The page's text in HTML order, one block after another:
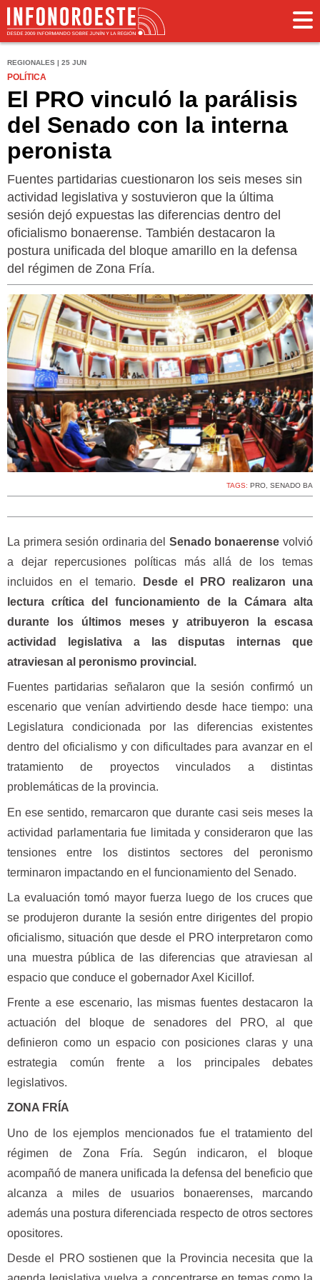
REGIONALES | 25 JUN
POLÍTICA
El PRO vinculó la parálisis
del Senado con la interna
peronista
Fuentes partidarias cuestionaron los seis meses sin
actividad legislativa y sostuvieron que la última
sesión dejó expuestas las diferencias dentro del
oficialismo bonaerense. También destacaron la
postura unificada del bloque amarillo en la defensa
del régimen de Zona Fría.
TAGS: PRO, SENADO BA
La primera sesión ordinaria del Senado bonaerensevolvió
a dejar repercusiones políticas más allá de los temas
incluidos en el temario.
Desde el PRO realizaron una
lectura crítica del funcionamiento de la Cámara alta
durante los últimos meses y atribuyeron la escasa
actividad legislativa a las disputas internas que
atraviesan al peronismo provincial.
Fuentes partidarias señalaron que la sesión confirmó un
escenario que venían advirtiendo desde hace tiempo: una
Legislatura condicionada por las diferencias existentes
dentro del oficialismo y con dificultades para avanzar en el
tratamiento de proyectos vinculados a distintas
problemáticas de la provincia.
En ese sentido, remarcaron que durante casi seis meses la
actividad parlamentaria fue limitada y consideraron que las
tensiones entre los distintos sectores del peronismo
terminaron impactando en el funcionamiento del Senado.
La evaluación tomó mayor fuerza luego de los cruces que
se produjeron durante la sesión entre dirigentes del propio
oficialismo, situación que desde el PRO interpretaron como
una muestra pública de las diferencias que atraviesan al
espacio que conduce el gobernador Axel Kicillof.
Frente a ese escenario, las mismas fuentes destacaron la
actuación del bloque de senadores del PRO, al que
definieron como un espacio con posiciones claras y una
estrategia común frente a los principales debates
legislativos.
ZONA FRÍA
Uno de los ejemplos mencionados fue el tratamiento del
régimen de Zona Fría. Según indicaron, el bloque
acompañó de manera unificada la defensa del beneficio que
alcanza a miles de usuarios bonaerenses, marcando
además una postura diferenciada respecto de otros sectores
opositores.
Desde el PRO sostienen que la Provincia necesita que la